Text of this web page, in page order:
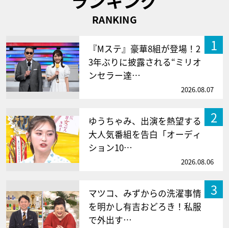
RANKING
1
『Mステ』豪華8組が登場！2
3年ぶりに披露される“ミリオ
ンセラー達…
2026.08.07
2
ゆうちゃみ、出演を熱望する
大人気番組を告白「オーディ
ション10…
2026.08.06
3
マツコ、みずからの洗濯事情
を明かし有吉おどろき！私服
で外出す…